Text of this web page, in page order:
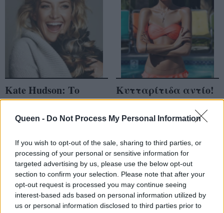
Queen - Do Not Process My Personal Information
If you wish to opt-out of the sale, sharing to third parties, or
processing of your personal or sensitive information for
targeted advertising by us, please use the below opt-out
section to confirm your selection. Please note that after your
opt-out request is processed you may continue seeing
interest-based ads based on personal information utilized by
us or personal information disclosed to third parties prior to
Kate Hudson: Το
μυστικό της
λαμπερής
«κρύβεται» στην
κουζίνα!
Κυτταρίτιδα αντίο!
Κάντε το πιο εύκολο
scrub με θαλασσινό